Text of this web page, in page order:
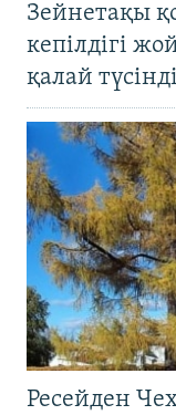
Зейнетақы
кепілдігі
қалай
Ресейден